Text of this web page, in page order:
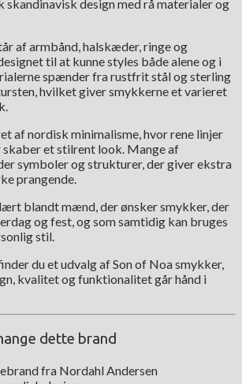
skandinavisk design med rå materialer og
af armbånd, halskæder, ringe og
til at kunne styles både alene og i
spænder fra rustfrit stål og sterling
hvilket giver smykkerne et varieret
af nordisk minimalisme, hvor rene linjer
et stilrent look. Mange af
symboler og strukturer, der giver ekstra
prangende.
blandt mænd, der ønsker smykker, der
og fest, og som samtidig kan bruges
stil.
du et udvalg af Son of Noa smykker,
kvalitet og funktionalitet går hånd i
dette brand
fra Nordahl Andersen